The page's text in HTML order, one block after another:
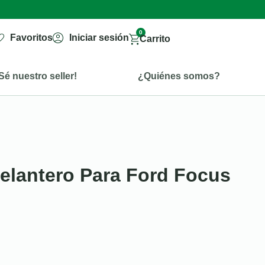
Favoritos Iniciar sesión
0
Carrito
nuestro seller! ¿Quiénes somos?
Para Ford Focus